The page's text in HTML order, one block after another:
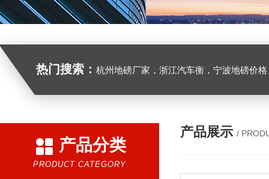
热门搜索： 杭州地磅厂家，浙江汽车衡，宁波地磅价格，浙江地
产品分类
PRODUCT CATEGORY
产品展示 /